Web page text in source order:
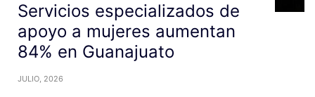
Servicios especializados de
apoyo a mujeres aumentan
84% en Guanajuato
JULIO, 2026